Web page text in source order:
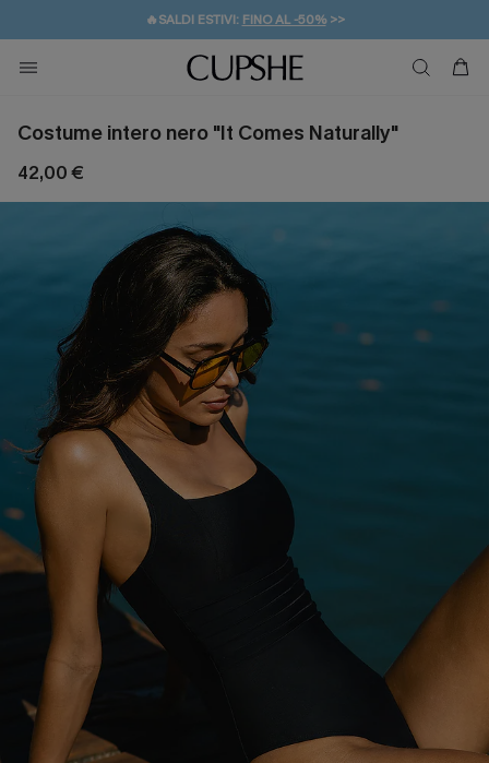
🔥SALDI ESTIVI: FINO AL -50%>>
🚚SPEDIZIONE GRATUITA DA 49€
💌REGALO PER I NUOVI: 20% DI SCONTO*
Costume intero nero "It Comes Naturally"
42,00 €